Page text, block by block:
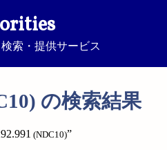
索・提供サービス
の検索結果
(NDC10)”